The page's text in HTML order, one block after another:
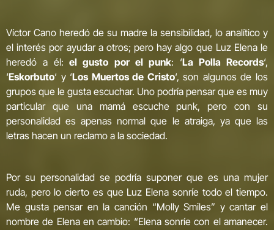
Víctor Cano heredó de su madre la sensibilidad, lo analítico y
el interés por ayudar a otros; pero hay algo que Luz Elena le
heredó a él: el gusto por el punk: ‘La Polla Records‘,
‘Eskorbuto‘ y ‘Los Muertos de Cristo‘, son algunos de los
grupos que le gusta escuchar. Uno podría pensar que es muy
particular que una mamá escuche punk, pero con su
personalidad es apenas normal que le atraiga, ya que las
letras hacen un reclamo a la sociedad.
Por su personalidad se podría suponer que es una mujer
ruda, pero lo cierto es que Luz Elena sonríe todo el tiempo.
Me gusta pensar en la canción “Molly Smiles” y cantar el
nombre de Elena en cambio: “Elena sonríe con el amanecer.